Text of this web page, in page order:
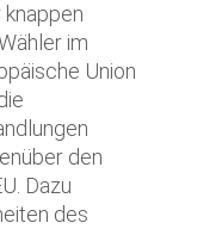
knappen
im
Union
den
Dazu
des